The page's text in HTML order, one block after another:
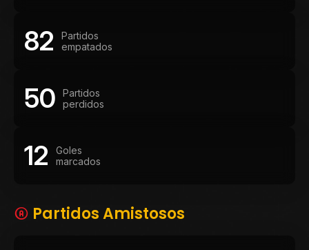
82
Partidos
empatados
50
Partidos
perdidos
12
Goles
marcados
Partidos Amistosos